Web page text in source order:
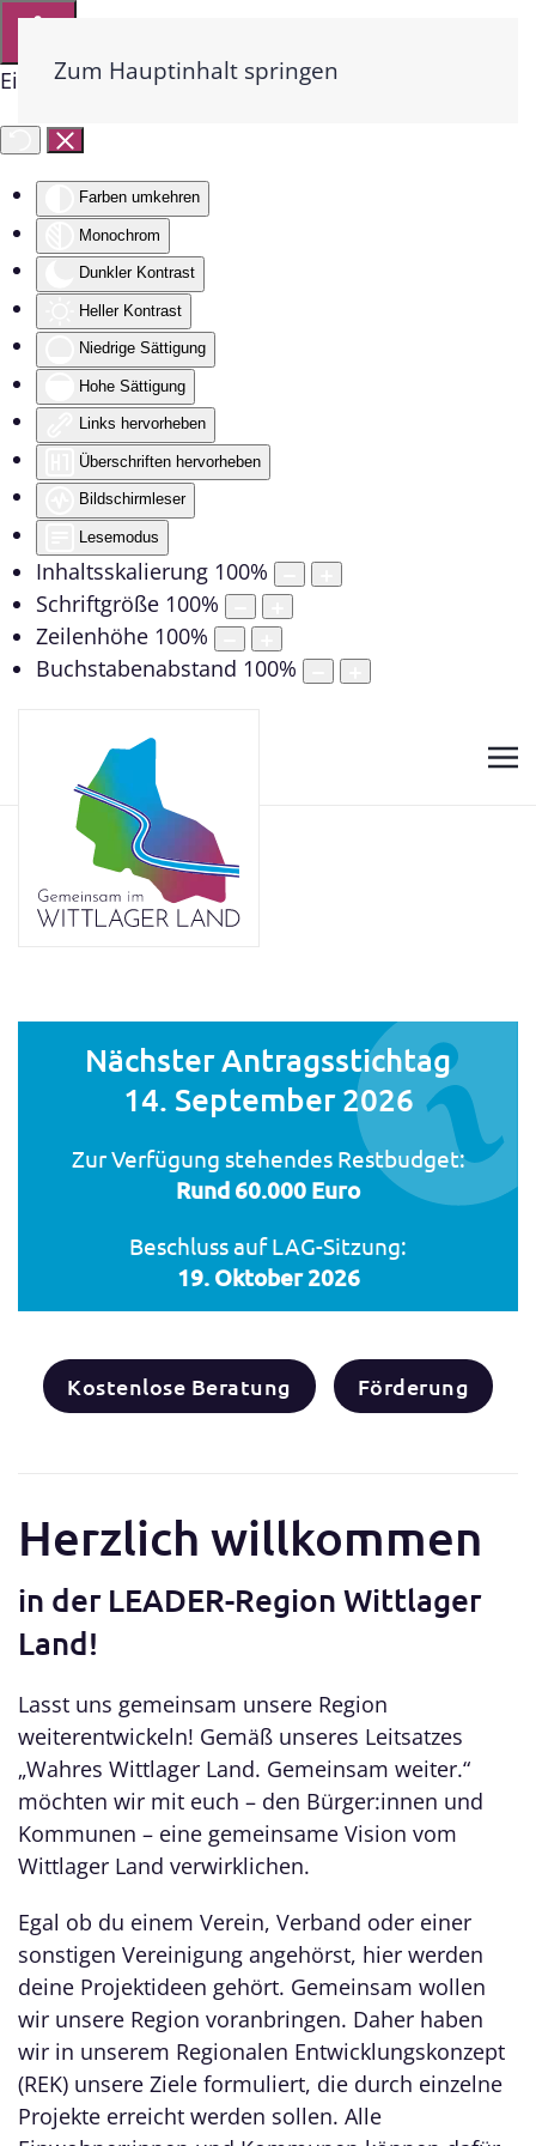
Eingabehilfen öffnen
Farben umkehren
Monochrom
Dunkler Kontrast
Heller Kontrast
Niedrige Sättigung
Hohe Sättigung
Links hervorheben
Überschriften hervorheben
Bildschirmleser
Lesemodus
Inhaltsskalierung 100%
Schriftgröße 100%
Zeilenhöhe 100%
Buchstabenabstand 100%
Zum Hauptinhalt springen
Nächster Antragsstichtag
14. September 2026
Zur Verfügung stehendes Restbudget:
Rund 60.000 Euro
Beschluss auf LAG-Sitzung:
19. Oktober 2026
Kostenlose Beratung Förderung
Herzlich willkommen
in der LEADER-Region Wittlager
Land!
Lasst uns gemeinsam unsere Region
weiterentwickeln! Gemäß unseres Leitsatzes
„Wahres Wittlager Land. Gemeinsam weiter.“
möchten wir mit euch – den Bürger:innen und
Kommunen – eine gemeinsame Vision vom
Wittlager Land verwirklichen.
Egal ob du einem Verein, Verband oder einer
sonstigen Vereinigung angehörst, hier werden
deine Projektideen gehört. Gemeinsam wollen
wir unsere Region voranbringen. Daher haben
wir in unserem Regionalen Entwicklungskonzept
(REK) unsere Ziele formuliert, die durch einzelne
Projekte erreicht werden sollen. Alle